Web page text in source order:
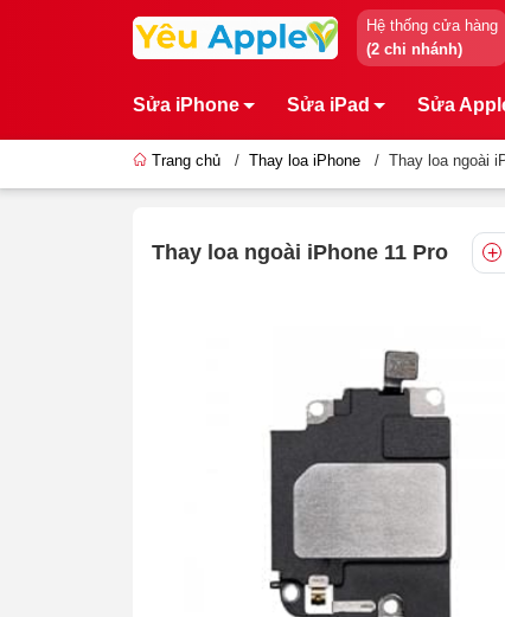
Hệ thống cửa hàng
(2 chi nhánh)
Sửa iPhone Sửa iPad Sửa
Trang chủ / Thay loa iPhone / Thay loa ngoài
Thay loa ngoài iPhone 11 Pro